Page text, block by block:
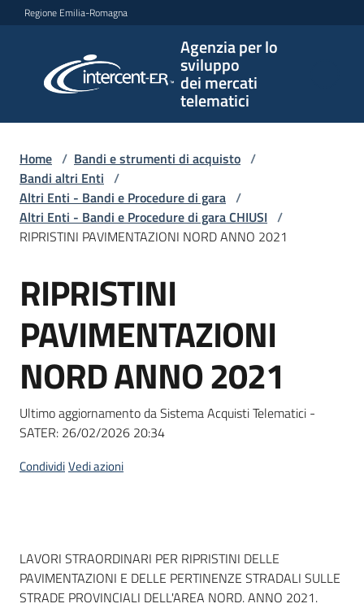
Vai al contenuto
Vai alla navigazione
Vai al footer
Regione Emilia-Romagna
Agenzia per lo
sviluppo
dei mercati
telematici
per lo
sviluppo
telematici
L'Agenzia
Bandi
strumenti
acquisto
Supporto
Home / Bandi e strumenti di acquisto /
Bandi altri Enti /
Altri Enti - Bandi e Procedure di gara /
Altri Enti - Bandi e Procedure di gara CHIUSI /
RIPRISTINI PAVIMENTAZIONI NORD ANNO 2021
Salta al contenuto
RIPRISTINI
PAVIMENTAZIONI
NORD ANNO 2021
Ultimo aggiornamento da Sistema Acquisti Telematici -
SATER: 26/02/2026 20:34
CondividiVedi azioni
Dati del bando
LAVORI STRAORDINARI PER RIPRISTINI DELLE
PAVIMENTAZIONI E DELLE PERTINENZE STRADALI SULLE
STRADE PROVINCIALI DELL'AREA NORD. ANNO 2021.